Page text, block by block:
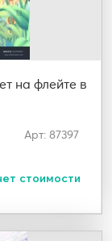
на флейте в
Арт: 87397
стоимости